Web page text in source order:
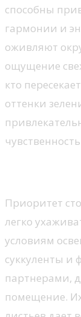
способны
гармонии и
оживляют
ощущение
кто
оттенки
Приоритет
легко
условиям
суккуленты и
партнерами,
помещение.